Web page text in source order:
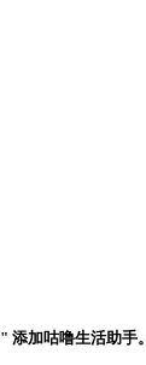
" 添加咕噜生活助手。